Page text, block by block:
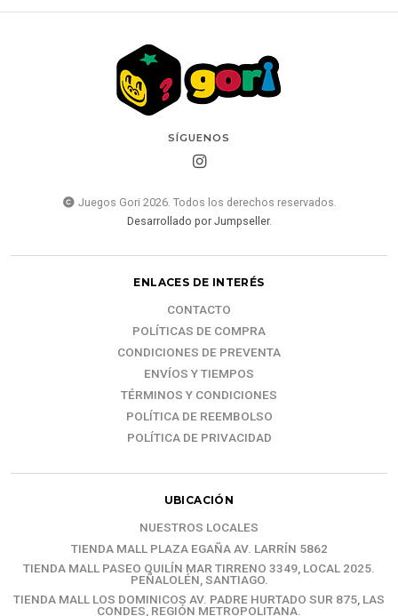
SÍGUENOS
Juegos Gori 2026. Todos los derechos reservados.
Desarrollado por Jumpseller.
ENLACES DE INTERÉS
CONTACTO
POLÍTICAS DE COMPRA
CONDICIONES DE PREVENTA
ENVÍOS Y TIEMPOS
TÉRMINOS Y CONDICIONES
POLÍTICA DE REEMBOLSO
POLÍTICA DE PRIVACIDAD
UBICACIÓN
NUESTROS LOCALES
TIENDA MALL PLAZA EGAÑA AV. LARRÍN 5862
TIENDA MALL PASEO QUILÍN MAR TIRRENO 3349, LOCAL 2025.
PEÑALOLÉN, SANTIAGO.
TIENDA MALL LOS DOMINICOS AV. PADRE HURTADO SUR 875, LAS
CONDES, REGIÓN METROPOLITANA.